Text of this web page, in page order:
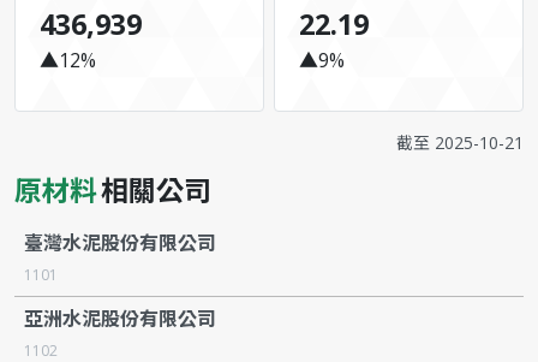
436,939
▲12%
22.19
▲9%
截至 2025-10-21
原材料相關公司
臺灣水泥股份有限公司
1101
亞洲水泥股份有限公司
1102